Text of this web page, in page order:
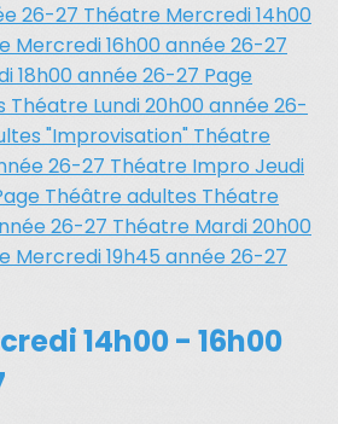
26-27 Théatre Mercredi 14h00
Mercredi 16h00 année 26-27
18h00 année 26-27 Page
Théatre Lundi 20h00 année 26-
"Improvisation" Théatre
26-27 Théatre Impro Jeudi
Théâtre adultes Théatre
26-27 Théatre Mardi 20h00
Mercredi 19h45 année 26-27
14h00 - 16h00